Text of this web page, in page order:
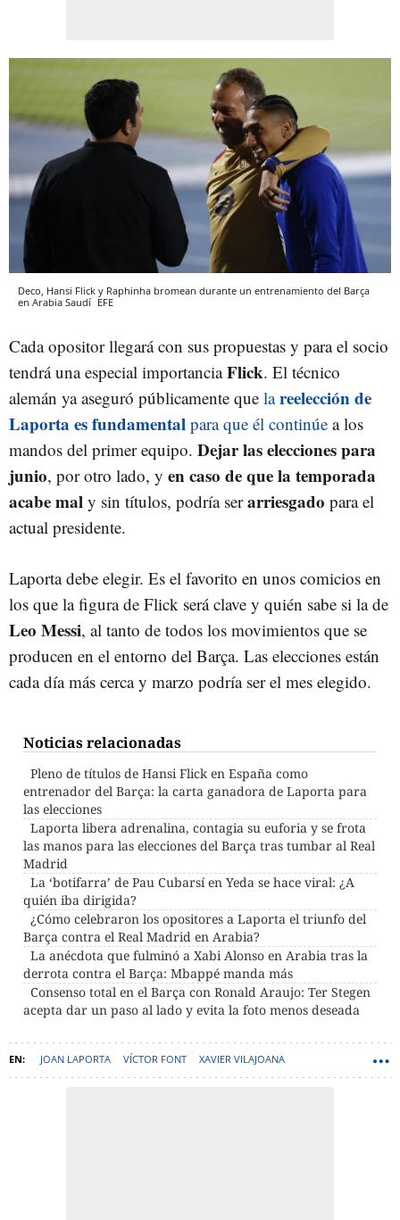
Deco, Hansi Flick y Raphinha bromean durante un entrenamiento del Barça
en Arabia Saudí EFE
Cada opositor llegará con sus propuestas y para el socio
tendrá una especial importanciaFlick. El técnico
alemán ya aseguró públicamente que lareelección de
Laporta es fundamental para que él continúe a los
mandos del primer equipo. Dejar las elecciones para
junio, por otro lado, y en caso de que la temporada
acabe mal y sin títulos, podría serarriesgado para el
actual presidente.
Laporta debe elegir. Es el favorito en unos comicios en
los que la figura de Flick será clave y quién sabe si la de
Leo Messi, al tanto de todos los movimientos que se
producen en el entorno del Barça. Las elecciones están
cada día más cerca y marzo podría ser el mes elegido.
Noticias relacionadas
Pleno de títulos de Hansi Flick en España como
entrenador del Barça: la carta ganadora de Laporta para
las elecciones
Laporta libera adrenalina, contagia su euforia y se frota
las manos para las elecciones del Barça tras tumbar al Real
Madrid
La ‘botifarra’ de Pau Cubarsí en Yeda se hace viral: ¿A
quién iba dirigida?
¿Cómo celebraron los opositores a Laporta el triunfo del
Barça contra el Real Madrid en Arabia?
La anécdota que fulminó a Xabi Alonso en Arabia tras la
derrota contra el Barça: Mbappé manda más
Consenso total en el Barça con Ronald Araujo: Ter Stegen
acepta dar un paso al lado y evita la foto menos deseada
JOAN LAPORTA VÍCTOR FONT XAVIER VILAJOANA